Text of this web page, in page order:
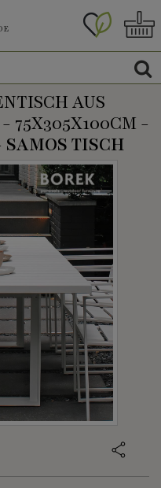
AUS A
- M
SAMOS TISCH